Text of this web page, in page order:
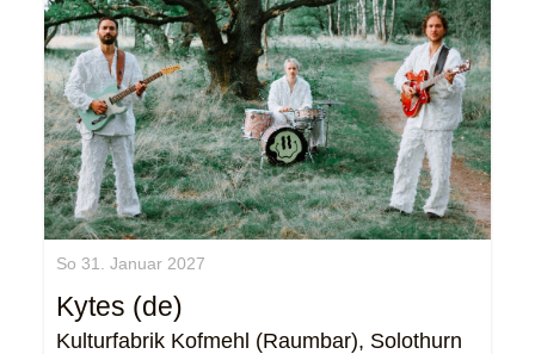
So 31. Januar 2027
Kytes (de)
Kulturfabrik Kofmehl (Raumbar), Solothurn